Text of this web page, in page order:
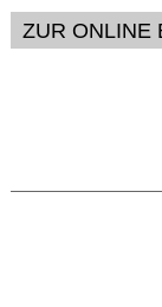
ZUR ONLINE